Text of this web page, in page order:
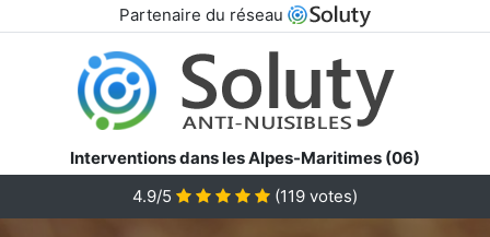
Partenaire du réseau
Interventions dans les Alpes-Maritimes (06)
4.9/5
(119 votes)